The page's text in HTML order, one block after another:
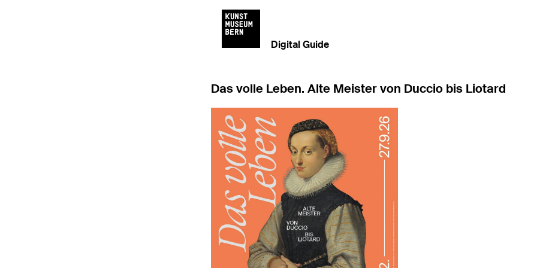
Digital Guide
Das volle Leben. Alte Meister von Duccio bis Liotard